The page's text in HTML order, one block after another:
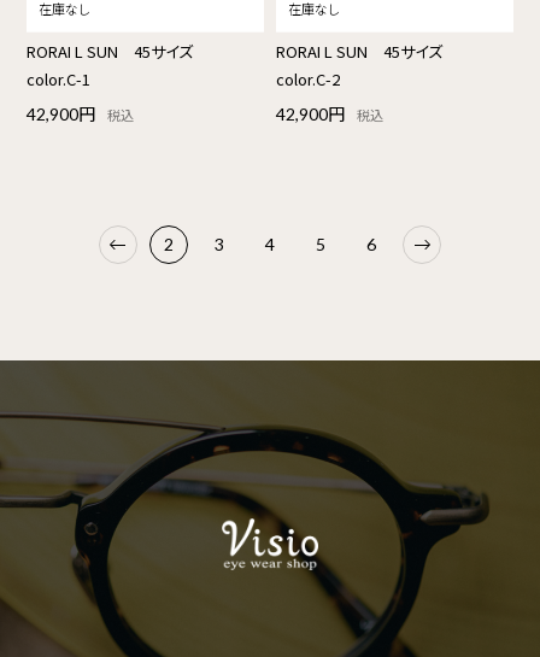
RORAI L SUN 45サイズ
color.C-1
42,900円 税込
RORAI L SUN 45サイズ
color.C-2
42,900円 税込
2 3 4 5 6